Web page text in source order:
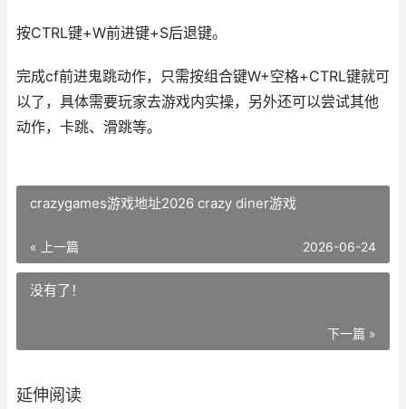
按CTRL键+W前进键+S后退键。
完成cf前进鬼跳动作，只需按组合键W+空格+CTRL键就可
以了，具体需要玩家去游戏内实操，另外还可以尝试其他
动作，卡跳、滑跳等。
crazygames游戏地址2026 crazy diner游戏
« 上一篇 2026-06-24
没有了！
下一篇 »
延伸阅读